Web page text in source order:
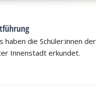
die Schüler:innen der
Innenstadt erkundet.